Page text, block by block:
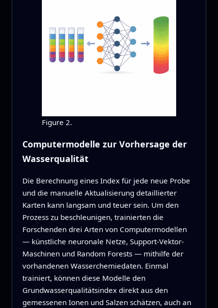
Figure 2.
Computermodelle zur Vorhersage der
Wasserqualität
Die Berechnung eines Index für jede neue Probe
und die manuelle Aktualisierung detaillierter
Karten kann langsam und teuer sein. Um den
Prozess zu beschleunigen, trainierten die
Forschenden drei Arten von Computermodellen
— künstliche neuronale Netze, Support-Vektor-
Maschinen und Random Forests — mithilfe der
vorhandenen Wasserchemiedaten. Einmal
trainiert, können diese Modelle den
Grundwasserqualitätsindex direkt aus den
gemessenen Ionen und Salzen schätzen, auch an